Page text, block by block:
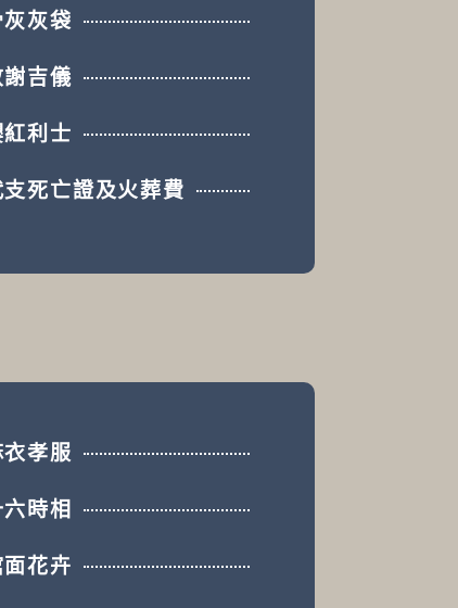
灰灰袋
謝吉儀
紅利士
支死亡證及火葬費
衣孝服
六時相
面花卉